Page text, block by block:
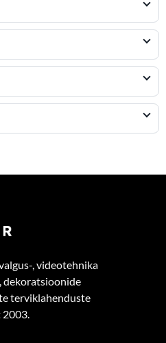
, videotehnika
dekoratsioonide
terviklahenduste